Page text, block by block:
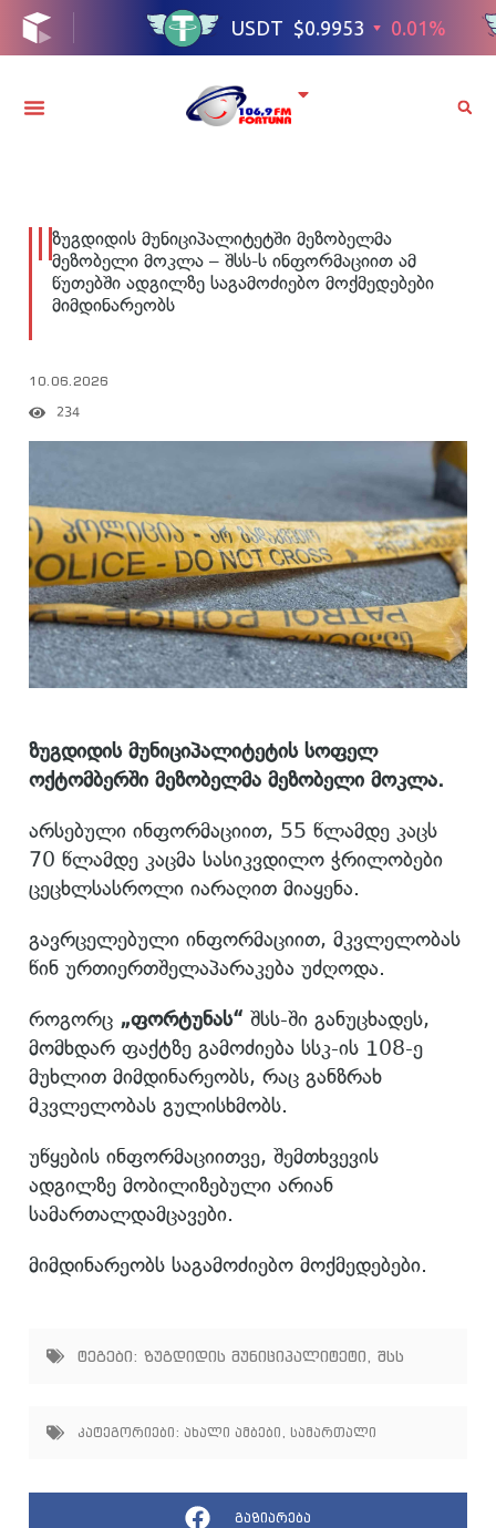
ზუგდიდის მუნიციპალიტეტში მეზობელმა
მეზობელი მოკლა – შსს-ს ინფორმაციით ამ
წუთებში ადგილზე საგამოძიებო მოქმედებები
მიმდინარეობს
10.06.2026
234
ზუგდიდის მუნიციპალიტეტის სოფელ
ოქტომბერში მეზობელმა მეზობელი მოკლა.
არსებული ინფორმაციით, 55 წლამდე კაცს
70 წლამდე კაცმა სასიკვდილო ჭრილობები
ცეცხლსასროლი იარაღით მიაყენა.
გავრცელებული ინფორმაციით, მკვლელობას
წინ ურთიერთშელაპარაკება უძღოდა.
როგორც „ფორტუნას“ შსს-ში განუცხადეს,
მომხდარ ფაქტზე გამოძიება სსკ-ის 108-ე
მუხლით მიმდინარეობს, რაც განზრახ
მკვლელობას გულისხმობს.
უწყების ინფორმაციითვე, შემთხვევის
ადგილზე მობილიზებული არიან
სამართალდამცავები.
მიმდინარეობს საგამოძიებო მოქმედებები.
ტეგები: ზუგდიდის მუნიციპალიტეტი შსს
კატეგორიები: ახალი ამბები , სამართალი
გაზიარება